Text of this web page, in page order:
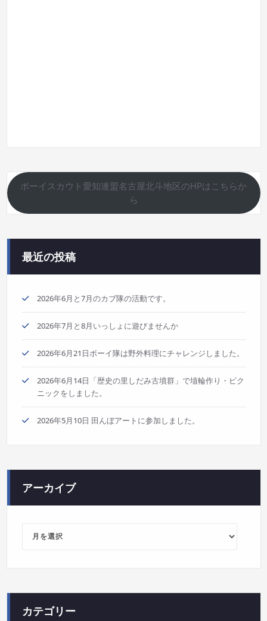
ボーイスカウト愛知連盟名古屋北斗地区のHPはこちらか
ら
最近の投稿
2026年6月と7月のカブ隊の活動です。
2026年7月と8月いっしょに遊びませんか
2026年6月21日ボーイ隊は野外料理にチャレンジしました。
2026年6月14日「歴史の里しだみ古墳群」で埴輪作り・ピク
ニックをしました。
2026年5月10日 田んぼアートに参加しました。
アーカイブ
カテゴリー